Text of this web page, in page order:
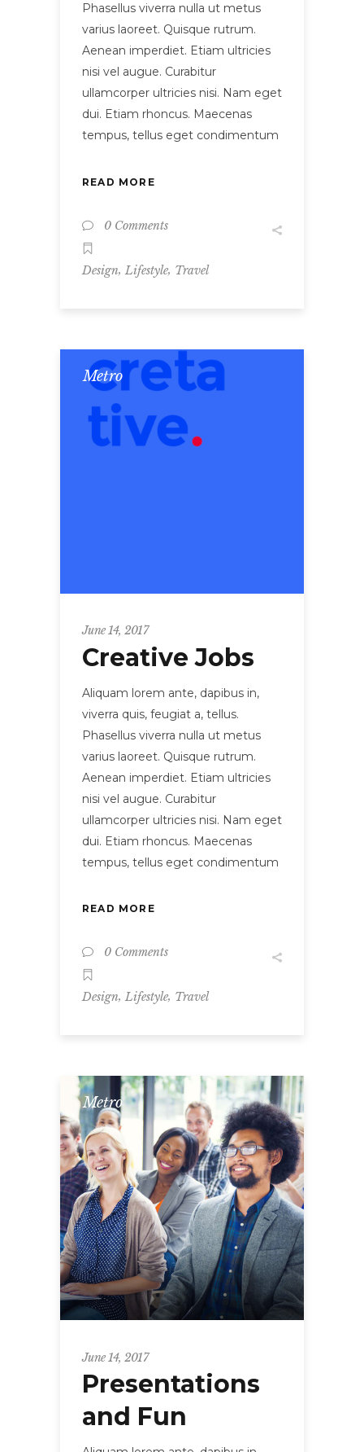
Phasellus viverra nulla ut metus
varius laoreet. Quisque rutrum.
Aenean imperdiet. Etiam ultricies
nisi vel augue. Curabitur
ullamcorper ultricies nisi. Nam eget
dui. Etiam rhoncus. Maecenas
tempus, tellus eget condimentum
READ MORE
0 Comments
Design, Lifestyle, Travel
Metro
June 14, 2017
Creative Jobs
Aliquam lorem ante, dapibus in,
viverra quis, feugiat a, tellus.
Phasellus viverra nulla ut metus
varius laoreet. Quisque rutrum.
Aenean imperdiet. Etiam ultricies
nisi vel augue. Curabitur
ullamcorper ultricies nisi. Nam eget
dui. Etiam rhoncus. Maecenas
tempus, tellus eget condimentum
READ MORE
0 Comments
Design, Lifestyle, Travel
Metro
June 14, 2017
Presentations
and Fun